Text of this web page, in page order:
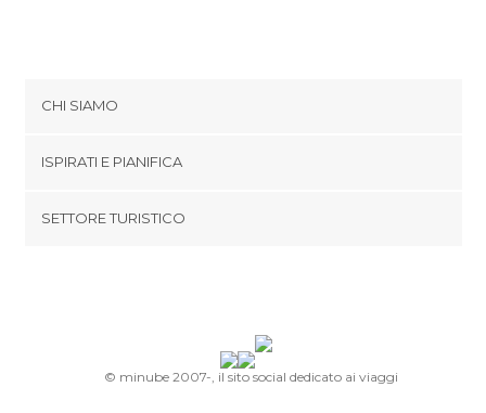
CHI SIAMO
Termini e Condizioni
ISPIRATI E PIANIFICA
SETTORE TURISTICO
© minube 2007-, il sito social dedicato ai viaggi